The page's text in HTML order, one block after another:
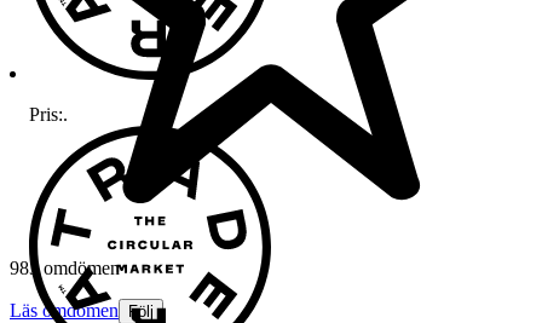
983 omdömen
Läs omdömen Följ
Pris:.